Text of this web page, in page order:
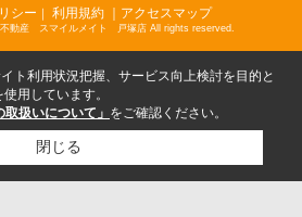
シー ｜ 利用規約 ｜アクセスマップ
動産 スマイルメイト 戸塚店 All rights reserved.
ト利用状況把握、サービス向上検討を目的と
用しています。
取扱いについて」 をご確認ください。
閉じる